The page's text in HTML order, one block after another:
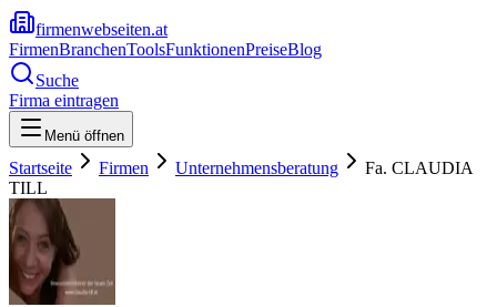
firmenwebseiten.at
FirmenBranchenToolsFunktionenPreiseBlog
Suche
Firma eintragen
Menü öffnen
Startseite Firmen Unternehmensberatung
Fa. CLAUDIA
TILL